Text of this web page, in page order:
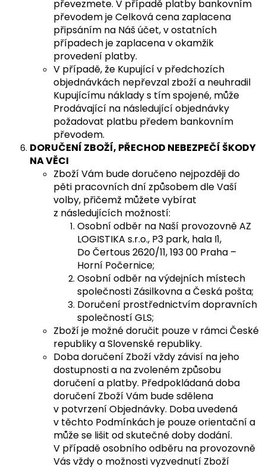
převezmete. V případě platby bankovním
převodem je Celková cena zaplacena
připsáním na Náš účet, v ostatních
případech je zaplacena v okamžik
provedení platby.
V případě, že Kupující v předchozích
objednávkách nepřevzal zboží a neuhradil
Kupujícímu náklady s tím spojené, může
Prodávající na následující objednávky
požadovat platbu předem bankovním
převodem.
DORUČENÍ ZBOŽÍ, PŘECHOD NEBEZPEČÍ ŠKODY
NA VĚCI
Zboží Vám bude doručeno nejpozději do
pěti pracovních dní způsobem dle Vaší
volby, přičemž můžete vybírat
z následujících možností:
Osobní odběr na Naší provozovně AZ
LOGISTIKA s.r.o., P3 park, hala I1,
Do Čertous 2620/11, 193 00 Praha –
Horní Počernice;
Osobní odběr na výdejních místech
společnosti Zásilkovna a Česká pošta;
Doručení prostřednictvím dopravních
společností GLS;
Zboží je možné doručit pouze v rámci České
republiky a Slovenské republiky.
Doba doručení Zboží vždy závisí na jeho
dostupnosti a na zvoleném způsobu
doručení a platby. Předpokládaná doba
doručení Zboží Vám bude sdělena
v potvrzení Objednávky. Doba uvedená
v těchto Podmínkách je pouze orientační a
může se lišit od skutečné doby dodání.
V případě osobního odběru na provozovně
Vás vždy o možnosti vyzvednutí Zboží